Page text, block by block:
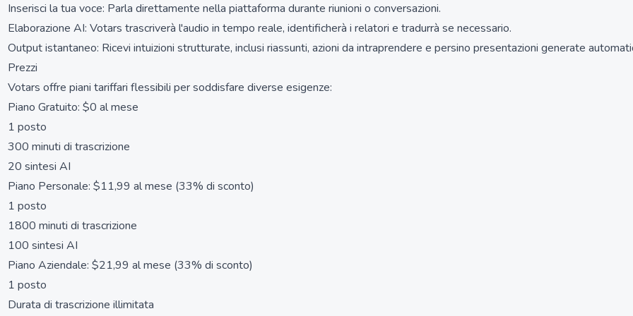
Inserisci la tua voce: Parla direttamente nella piattaforma durante riunioni o conversazioni.
Elaborazione AI: Votars trascriverà l'audio in tempo reale, identificherà i relatori e tradurrà se necessario.
Output istantaneo: Ricevi intuizioni strutturate, inclusi riassunti, azioni da intraprendere e persino presentazioni generate
Prezzi
Votars offre piani tariffari flessibili per soddisfare diverse esigenze:
Piano Gratuito: $0 al mese
1 posto
300 minuti di trascrizione
20 sintesi AI
Piano Personale: $11,99 al mese (33% di sconto)
1 posto
1800 minuti di trascrizione
100 sintesi AI
Piano Aziendale: $21,99 al mese (33% di sconto)
1 posto
Durata di trascrizione illimitata